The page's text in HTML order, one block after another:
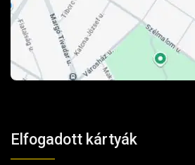
Elfogadott kártyák